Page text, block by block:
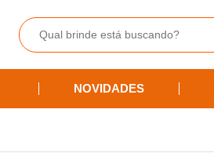
NOVIDADES